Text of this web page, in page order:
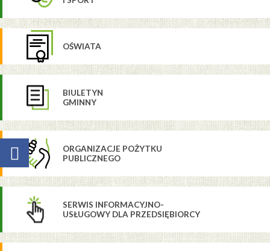
OŚWIATA
BIULETYN
GMINNY
ORGANIZACJE POŻYTKU
PUBLICZNEGO
SERWIS INFORMACYJNO-
USŁUGOWY DLA PRZEDSIĘBIORCY